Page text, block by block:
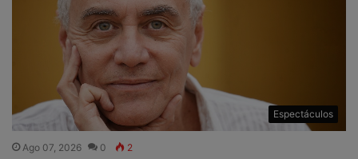
Espectáculos
Ago 07, 2026 0 2